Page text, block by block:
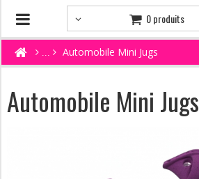
0 produits
Automobile Mini Jugs
Automobile Mini Jugs